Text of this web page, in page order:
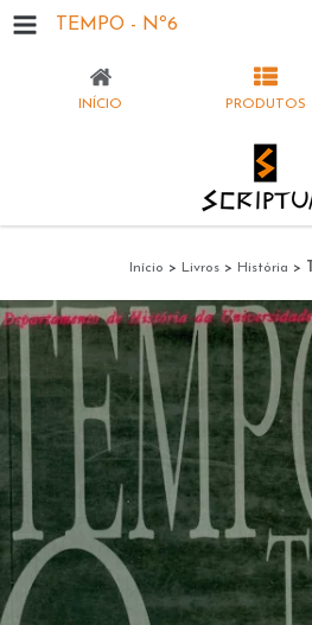
TEMPO - Nº6
INÍCIO PRODUTOS
Início > Livros > História >